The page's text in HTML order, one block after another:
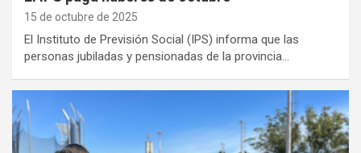
15 de octubre de 2025
El Instituto de Previsión Social (IPS) informa que las
personas jubiladas y pensionadas de la provincia…